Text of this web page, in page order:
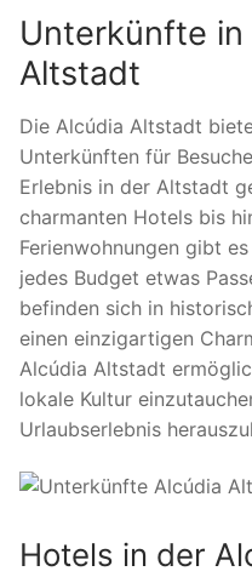
Unterkünfte
Altstadt
Die Alcúdia Altstadt
Unterkünften für
Erlebnis in der Altstadt
charmanten Hotels bis
Ferienwohnungen gibt
jedes Budget etwas
befinden sich in
einen einzigartigen
Alcúdia Altstadt
lokale Kultur
Urlaubserlebnis
Hotels in der